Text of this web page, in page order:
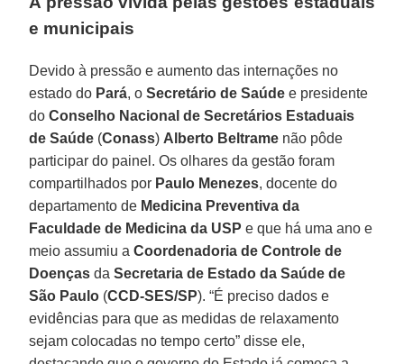
e municipais
Devido à pressão e aumento das internações no
estado do Pará, oSecretário de Saúde e presidente
doConselho Nacional de Secretários Estaduais
de Saúde (Conass) Alberto Beltrame não pôde
participar do painel. Os olhares da gestão foram
compartilhados por Paulo Menezes, docente do
departamento de Medicina Preventiva da
Faculdade de Medicina da USP e que há uma ano e
meio assumiu aCoordenadoria de Controle de
Doenças daSecretaria de Estado da Saúde de
São Paulo (CCD-SES/SP). “É preciso dados e
evidências para que as medidas de relaxamento
sejam colocadas no tempo certo” disse ele,